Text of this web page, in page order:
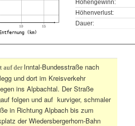
10 15
Entfernung (km)
Höhengewinn:
Höhenverlust:
Dauer:
auf derInntal-Bundesstraße nach
und dort im Kreisverkehr
ins Alpbachtal. Der Straße
folgen und auf kurviger, schmaler
in Richtung Alpbach bis zum
der Wiedersbergerhorn-Bahn